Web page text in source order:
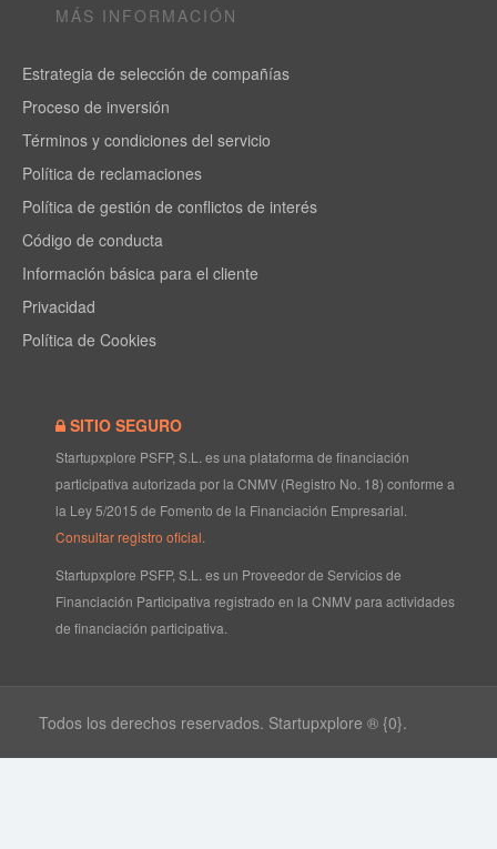
MÁS INFORMACIÓN
Estrategia de selección de compañías
Proceso de inversión
Términos y condiciones del servicio
Política de reclamaciones
Política de gestión de conflictos de interés
Código de conducta
Información básica para el cliente
Privacidad
Política de Cookies
SITIO SEGURO
Startupxplore PSFP, S.L. es una plataforma de financiación
participativa autorizada por la CNMV (Registro No. 18) conforme a
la Ley 5/2015 de Fomento de la Financiación Empresarial.
Consultar registro oficial
Startupxplore PSFP, S.L. es un Proveedor de Servicios de
Financiación Participativa registrado en la CNMV para actividades
de financiación participativa.
Todos los derechos reservados. Startupxplore ® {0}.